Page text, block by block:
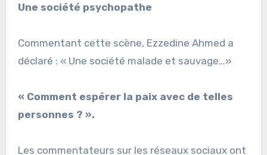
Une société psychopathe
Commentant cette scène, Ezzedine Ahmed a
déclaré : « Une société malade et sauvage…»
« Comment espérer la paix avec de telles
personnes ? ».
Les commentateurs sur les réseaux sociaux ont